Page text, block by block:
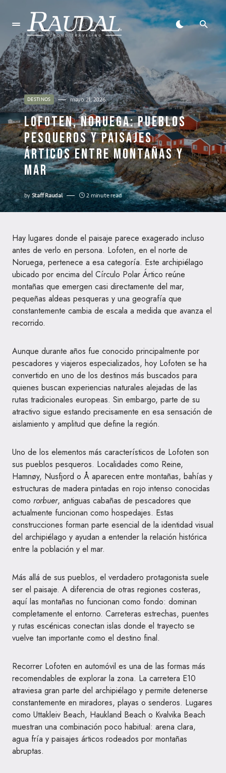
DESTINOS mayo 21, 2026
LOFOTEN, NORUEGA: PUEBLOS
PESQUEROS Y PAISAJES
ÁRTICOS ENTRE MONTAÑAS Y
MAR
byStaff Raudal 2 minute read
Hay lugares donde el paisaje parece exagerado incluso
antes de verlo en persona. Lofoten, en el norte de
Noruega, pertenece a esa categoría. Este archipiélago
ubicado por encima del Círculo Polar Ártico reúne
montañas que emergen casi directamente del mar,
pequeñas aldeas pesqueras y una geografía que
constantemente cambia de escala a medida que avanza el
recorrido.
Aunque durante años fue conocido principalmente por
pescadores y viajeros especializados, hoy Lofoten se ha
convertido en uno de los destinos más buscados para
quienes buscan experiencias naturales alejadas de las
rutas tradicionales europeas. Sin embargo, parte de su
atractivo sigue estando precisamente en esa sensación de
aislamiento y amplitud que define la región.
Uno de los elementos más característicos de Lofoten son
sus pueblos pesqueros. Localidades como Reine,
Hamnøy, Nusfjord o Å aparecen entre montañas, bahías y
estructuras de madera pintadas en rojo intenso conocidas
como rorbuer, antiguas cabañas de pescadores que
actualmente funcionan como hospedajes. Estas
construcciones forman parte esencial de la identidad visual
del archipiélago y ayudan a entender la relación histórica
entre la población y el mar.
Más allá de sus pueblos, el verdadero protagonista suele
ser el paisaje. A diferencia de otras regiones costeras,
aquí las montañas no funcionan como fondo: dominan
completamente el entorno. Carreteras estrechas, puentes
y rutas escénicas conectan islas donde el trayecto se
vuelve tan importante como el destino final.
Recorrer Lofoten en automóvil es una de las formas más
recomendables de explorar la zona. La carretera E10
atraviesa gran parte del archipiélago y permite detenerse
constantemente en miradores, playas o senderos. Lugares
como Uttakleiv Beach, Haukland Beach o Kvalvika Beach
muestran una combinación poco habitual: arena clara,
agua fría y paisajes árticos rodeados por montañas
abruptas.